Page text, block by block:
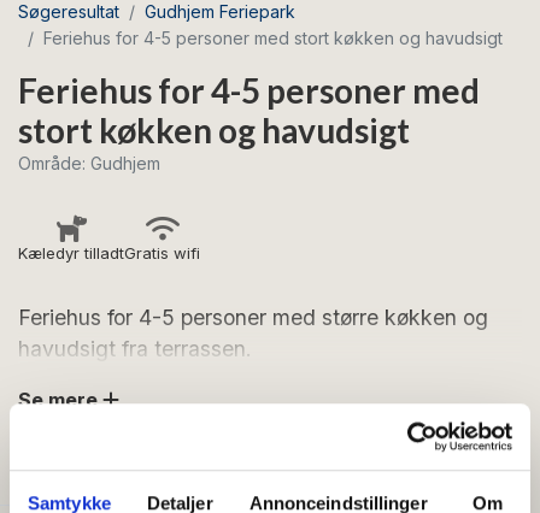
Samtykke Detaljer Annonceindstillinger Om
Søgeresultat
Gudhjem Feriepark
Feriehus for 4-5 personer med stort køkken og havudsigt
Feriehus for 4-5 personer med
stort køkken og havudsigt
Område: Gudhjem
Kæledyr tilladtGratis wifi
Feriehus for 4-5 personer med større køkken og
havudsigt fra terrassen.
Feriehuset er indrettet således:
Entré, badeværelse med bruseafsnit og wc, køkken
med blandt andet kaffemaskine og elkedel, kombineret
opholds- og spisestue med sofa og tv. Fra stuen er der
Se mere
FACILITETER